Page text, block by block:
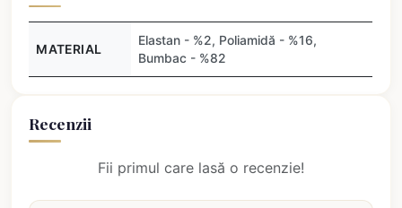
MATERIAL
Elastan - %2, Poliamidă - %16,
Bumbac - %82
Recenzii
Fii primul care lasă o recenzie!